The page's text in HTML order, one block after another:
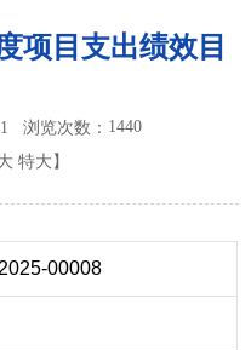
项目支出绩效目
浏览次数： 1440
特大 】
00008